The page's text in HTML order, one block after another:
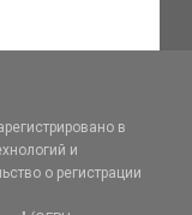
в
и
о регистрации